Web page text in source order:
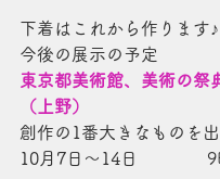
下着はこれから作ります♪
今後の展示の予定
東京都美術館、美術の祭
（上野）
創作の1番大きなものを
10月7日～14日　　　　